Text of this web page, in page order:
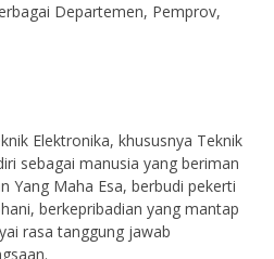
Departemen, Pemprov,
Elektronika, khususnya Teknik
sebagai manusia yang beriman
Yang Maha Esa, berbudi pekerti
berkepribadian yang mantap
rasa tanggung jawab